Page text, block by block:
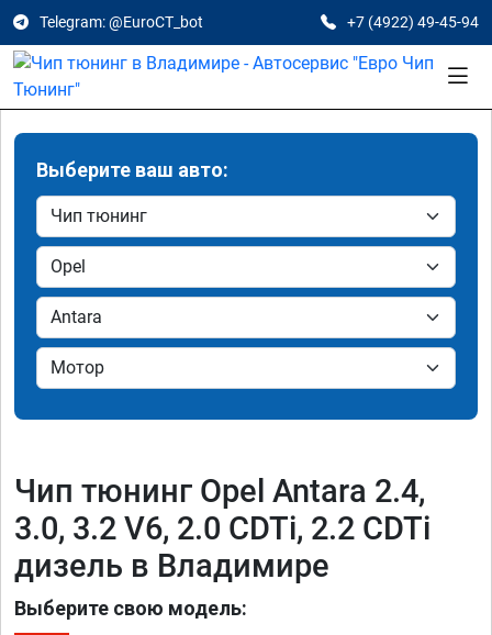
Telegram: @EuroCT_bot +7 (4922) 49-45-94
Выберите ваш авто:
Чип тюнинг Opel Antara 2.4,
3.0, 3.2 V6, 2.0 CDTi, 2.2 CDTi
дизель в Владимире
Выберите свою модель: